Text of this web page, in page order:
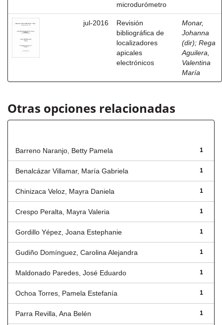
microdurómetro
jul-2016
Revisión
bibliográfica de
localizadores
apicales
electrónicos
Monar,
Johanna
(dir); Rega
Aguilera,
Valentina
María
Otras opciones relacionadas
1
Barreno Naranjo, Betty Pamela
1
Benalcázar Villamar, María Gabriela
1
Chinizaca Veloz, Mayra Daniela
1
Crespo Peralta, Mayra Valeria
1
Gordillo Yépez, Joana Estephanie
1
Gudiño Domínguez, Carolina Alejandra
1
Maldonado Paredes, José Eduardo
1
Ochoa Torres, Pamela Estefanía
1
Parra Revilla, Ana Belén